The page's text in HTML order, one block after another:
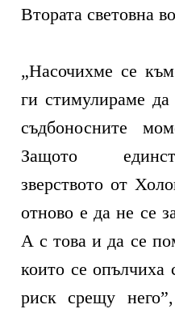
Втората световна
„Насочихме се
ги стимулираме
съдбоносните
Защото
зверството от
отново е да не се
А с това и да се
които се опълчиха
риск срещу